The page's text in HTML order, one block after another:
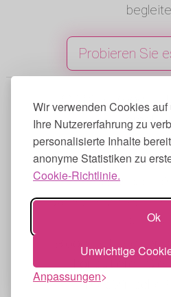
Wir verwenden Cookies
Ihre Nutzererfahrung zu
personalisierte Inhalte
anonyme Statistiken zu
Cookie-Richtlinie.
Ok
Unwichtige
Anpassungen
Probieren Sie
© 2025
Englisch|Spanisch
Portugiesisch |
Richtlinie
iBloodTests Fehler
konsultieren Sie
medizinische